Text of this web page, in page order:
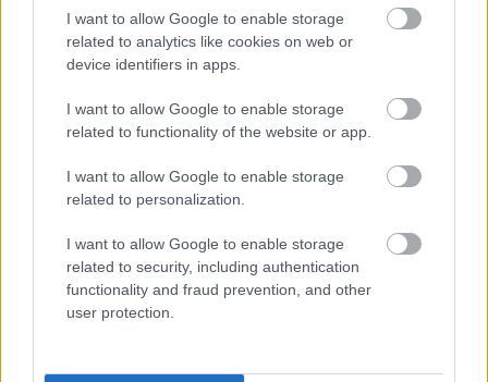
I want to allow Google to enable storage
related to analytics like cookies on web or
device identifiers in apps.
I want to allow Google to enable storage
related to functionality of the website or app.
I want to allow Google to enable storage
related to personalization.
I want to allow Google to enable storage
related to security, including authentication
functionality and fraud prevention, and other
user protection.
érkezését követően.
csapattal és a vezetéssel újra egy sikeres pályára
a vezetéssel együtt kitűztünk. Tudni kell, hogy itt
egy új csapat van kialakulóban, melynek a régi,
nagy eredmények árnyékából kinőve kell
megtalálnia a saját, ugyancsak sikeres útját” –
tette hozzá.